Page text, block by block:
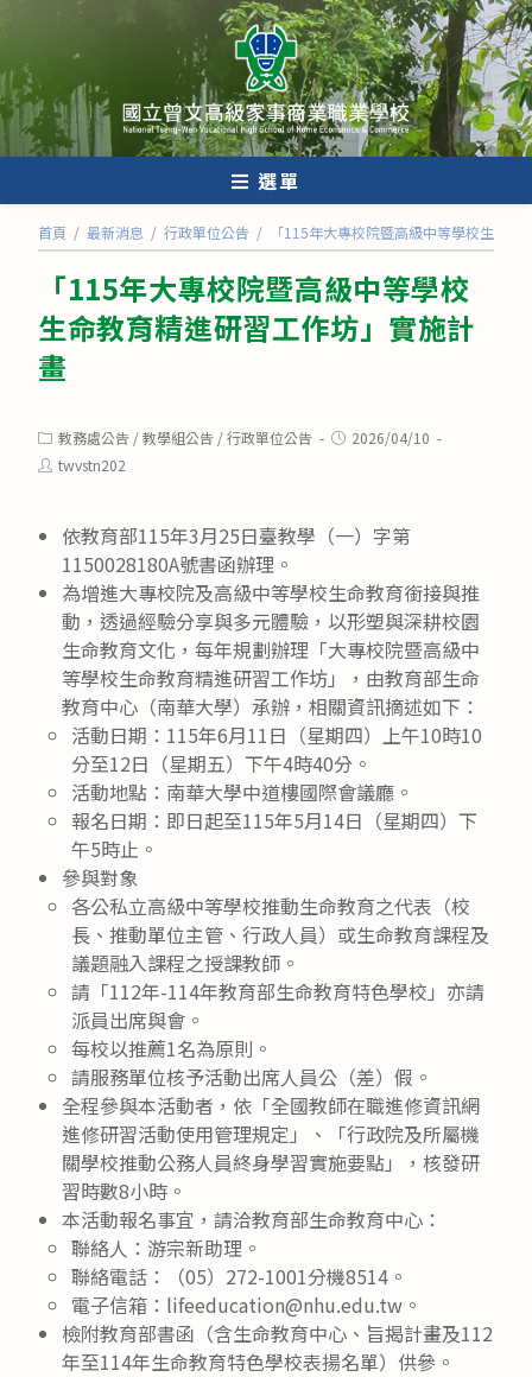
轉
至
主
要
內
選單
首頁 / 最新消息 / 行政單位公告 / 「115年大專校院暨高級中等學校生命
「115年大專校院暨高級中等學校
生命教育精進研習工作坊」實施計
畫
Post
category:
教務處公告 /教學組公告 /行政單位公告
Post2026/04/10
Posttwvstn202
依教育部115年3月25日臺教學（一）字第
1150028180A號書函辦理。
為增進大專校院及高級中等學校生命教育銜接與推
動，透過經驗分享與多元體驗，以形塑與深耕校園
生命教育文化，每年規劃辦理「大專校院暨高級中
等學校生命教育精進研習工作坊」，由教育部生命
教育中心（南華大學）承辦，相關資訊摘述如下：
活動日期：115年6月11日（星期四）上午10時10
分至12日（星期五）下午4時40分。
活動地點：南華大學中道樓國際會議廳。
報名日期：即日起至115年5月14日（星期四）下
午5時止。
參與對象
各公私立高級中等學校推動生命教育之代表（校
長、推動單位主管、行政人員）或生命教育課程及
議題融入課程之授課教師。
請「112年-114年教育部生命教育特色學校」亦請
派員出席與會。
每校以推薦1名為原則。
請服務單位核予活動出席人員公（差）假。
全程參與本活動者，依「全國教師在職進修資訊網
進修研習活動使用管理規定」、「行政院及所屬機
關學校推動公務人員終身學習實施要點」，核發研
習時數8小時。
本活動報名事宜，請洽教育部生命教育中心：
聯絡人：游宗新助理。
聯絡電話：（05）272-1001分機8514。
電子信箱：lifeeducation@nhu.edu.tw。
檢附教育部書函（含生命教育中心、旨揭計畫及112
年至114年生命教育特色學校表揚名單）供參。